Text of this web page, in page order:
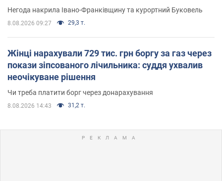
Негода накрила Івано-Франківщину та курортний Буковель
8.08.2026 09:27 29,3 т.
Жінці нарахували 729 тис. грн боргу за газ через
покази зіпсованого лічильника: суддя ухвалив
неочікуване рішення
Чи треба платити борг через донарахування
8.08.2026 14:43 31,2 т.